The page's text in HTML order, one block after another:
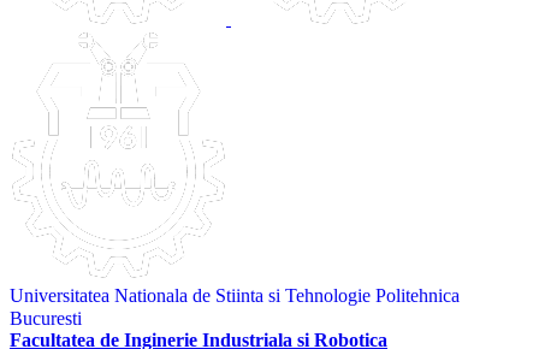
Universitatea Nationala de Stiinta si Tehnologie Politehnica
Bucuresti
Facultatea de Inginerie Industriala si Robotica